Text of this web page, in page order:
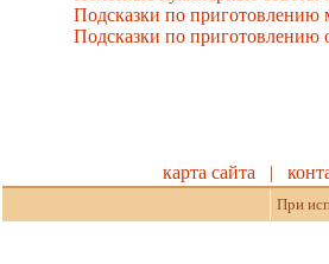
Подсказки по приготовлению
Подсказки по приготовлению
карта сайта
При